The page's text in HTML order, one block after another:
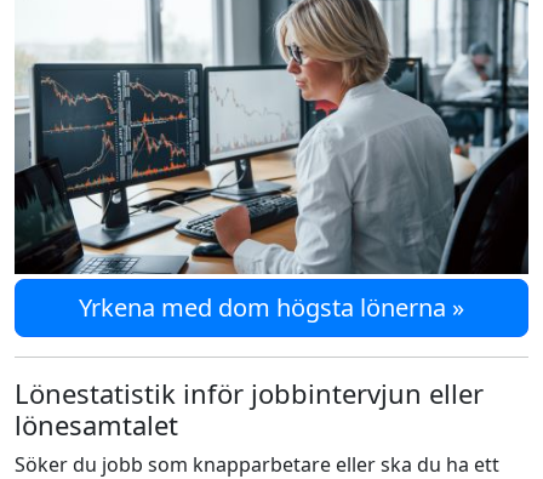
Yrkena med dom högsta lönerna »
Lönestatistik inför jobbintervjun eller
lönesamtalet
Söker du jobb som knapparbetare eller ska du ha ett